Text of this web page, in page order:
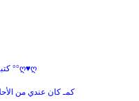
ღ♥ღ°° كتبهـا فــاشــل °°ღ♥ღ
كمـ كان عندي من